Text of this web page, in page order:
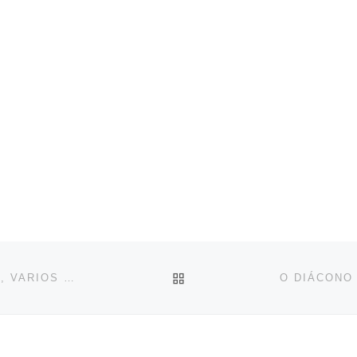
ORDENADOS NUEVE DIÁCONOS EN BOSTON -EEUU-, VARIOS LATINOAMERICANOS VOLVER A LA LISTA DE